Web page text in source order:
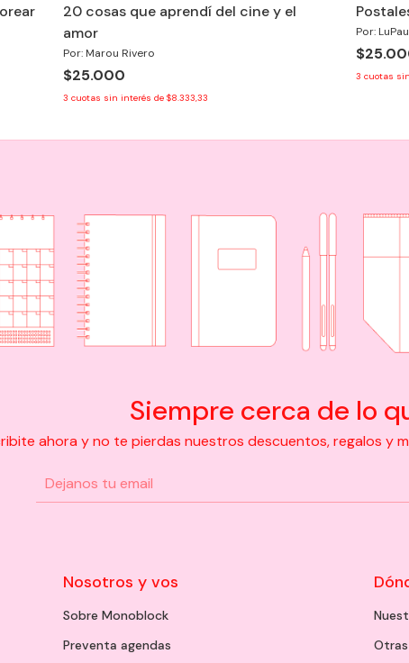
20 cosas que aprendí del cine y el
amor
Por: Marou Rivero
$25.000
3 cuotas sin interés de $8.333,33
Por:
3 cuotas
Siempre cerca de lo
ahora y no te pierdas nuestros descuentos, regalos y
Nosotros y vos
Sobre Monoblock
Preventa agendas